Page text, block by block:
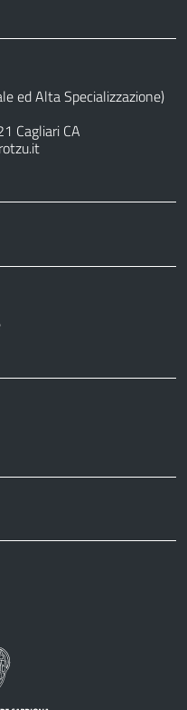
ed Alta Specializzazione)
Cagliari CA